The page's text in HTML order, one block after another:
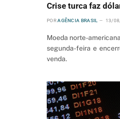
Crise turca faz
POR AGÊNCIA BRASIL 13/
Moeda norte-
segunda-feira e
venda.